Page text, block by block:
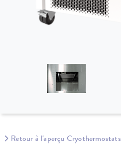
Retour à l'aperçu Cryothermostats